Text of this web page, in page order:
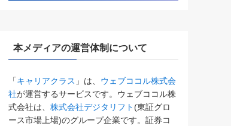
本メディアの運営体制について
「キャリアクラス 」は、 ウェブココル株式会
社が運営するサービスです。ウェブココル株
式会社は、 株式会社デジタリフト (東証グロ
ース市場上場)のグループ企業です。証券コ